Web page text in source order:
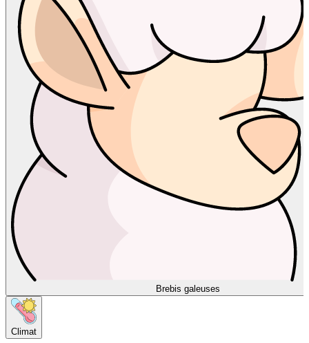
Brebis galeuses
Climat